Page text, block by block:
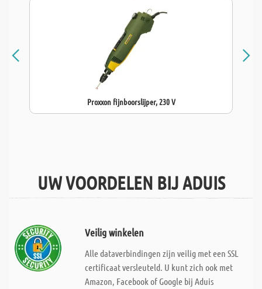
Proxxon fijnboorslijper, 230 V
UW VOORDELEN BIJ ADUIS
Veilig winkelen
Alle dataverbindingen zijn veilig met een SSL
certificaat versleuteld. U kunt zich ook met
Amazon, Facebook of Google bij Aduis